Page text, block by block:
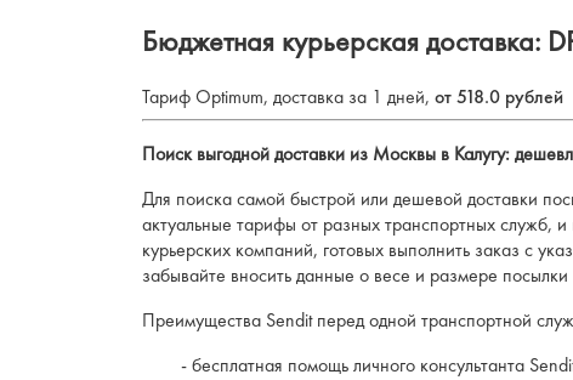
Бюджетная курьерская доставка:
Тариф Optimum, доставка за 1 дней, от 518.0 рублей
Поиск выгодной доставки из Москвы в Калугу:
Для поиска самой быстрой или дешевой доставки
актуальные тарифы от разных транспортных служб,
курьерских компаний, готовых выполнить заказ с
забывайте вносить данные о весе и размере посылки
Преимущества Sendit перед одной транспортной
- бесплатная помощь личного консультанта